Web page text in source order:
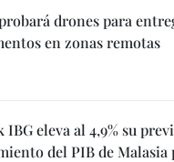
drones para
en zonas remotas
IBG eleva al 4,9% su
del PIB de Malasia